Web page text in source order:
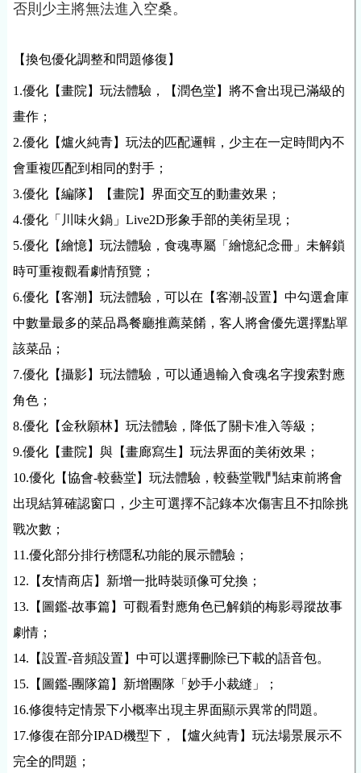
否則少主將無法進入空桑。
【換包優化調整和問題修復】
1.優化【畫院】玩法體驗，【潤色堂】將不會出現已滿級的
畫作；
2.優化【爐火純青】玩法的匹配邏輯，少主在一定時間內不
會重複匹配到相同的對手；
3.優化【編隊】【畫院】界面交互的動畫效果；
4.優化「川味火鍋」Live2D形象手部的美術呈現；
5.優化【繪憶】玩法體驗，食魂專屬「繪憶紀念冊」未解鎖
時可重複觀看劇情預覽；
6.優化【客潮】玩法體驗，可以在【客潮-設置】中勾選倉庫
中數量最多的菜品爲餐廳推薦菜餚，客人將會優先選擇點單
該菜品；
7.優化【攝影】玩法體驗，可以通過輸入食魂名字搜索對應
角色；
8.優化【金秋願林】玩法體驗，降低了關卡准入等級；
9.優化【畫院】與【畫廊寫生】玩法界面的美術效果；
10.優化【協會-較藝堂】玩法體驗，較藝堂戰鬥結束前將會
出現結算確認窗口，少主可選擇不記錄本次傷害且不扣除挑
戰次數；
11.優化部分排行榜隱私功能的展示體驗；
12.【友情商店】新增一批時裝頭像可兌換；
13.【圖鑑-故事篇】可觀看對應角色已解鎖的梅影尋蹤故事
劇情；
14.【設置-音頻設置】中可以選擇刪除已下載的語音包。
15.【圖鑑-團隊篇】新增團隊「妙手小裁縫」；
16.修復特定情景下小概率出現主界面顯示異常的問題。
17.修復在部分IPAD機型下，【爐火純青】玩法場景展示不
完全的問題；